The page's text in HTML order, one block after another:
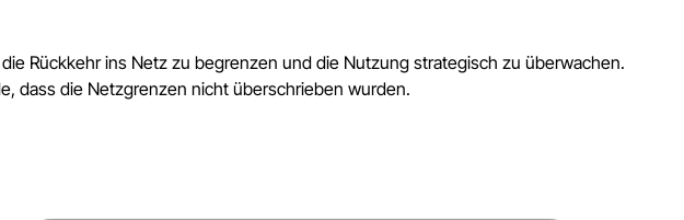
Rückkehr ins Netz zu begrenzen und die Nutzung strategisch zu überwachen.
dass die Netzgrenzen nicht überschrieben wurden.